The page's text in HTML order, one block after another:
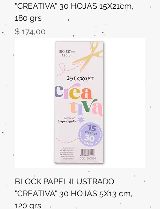
"CREATIVA" 30 HOJAS 15X21cm,
180 grs
Precio
$ 174,00
BLOCK PAPEL ILUSTRADO
"CREATIVA" 30 HOJAS 5X13 cm,
120 grs